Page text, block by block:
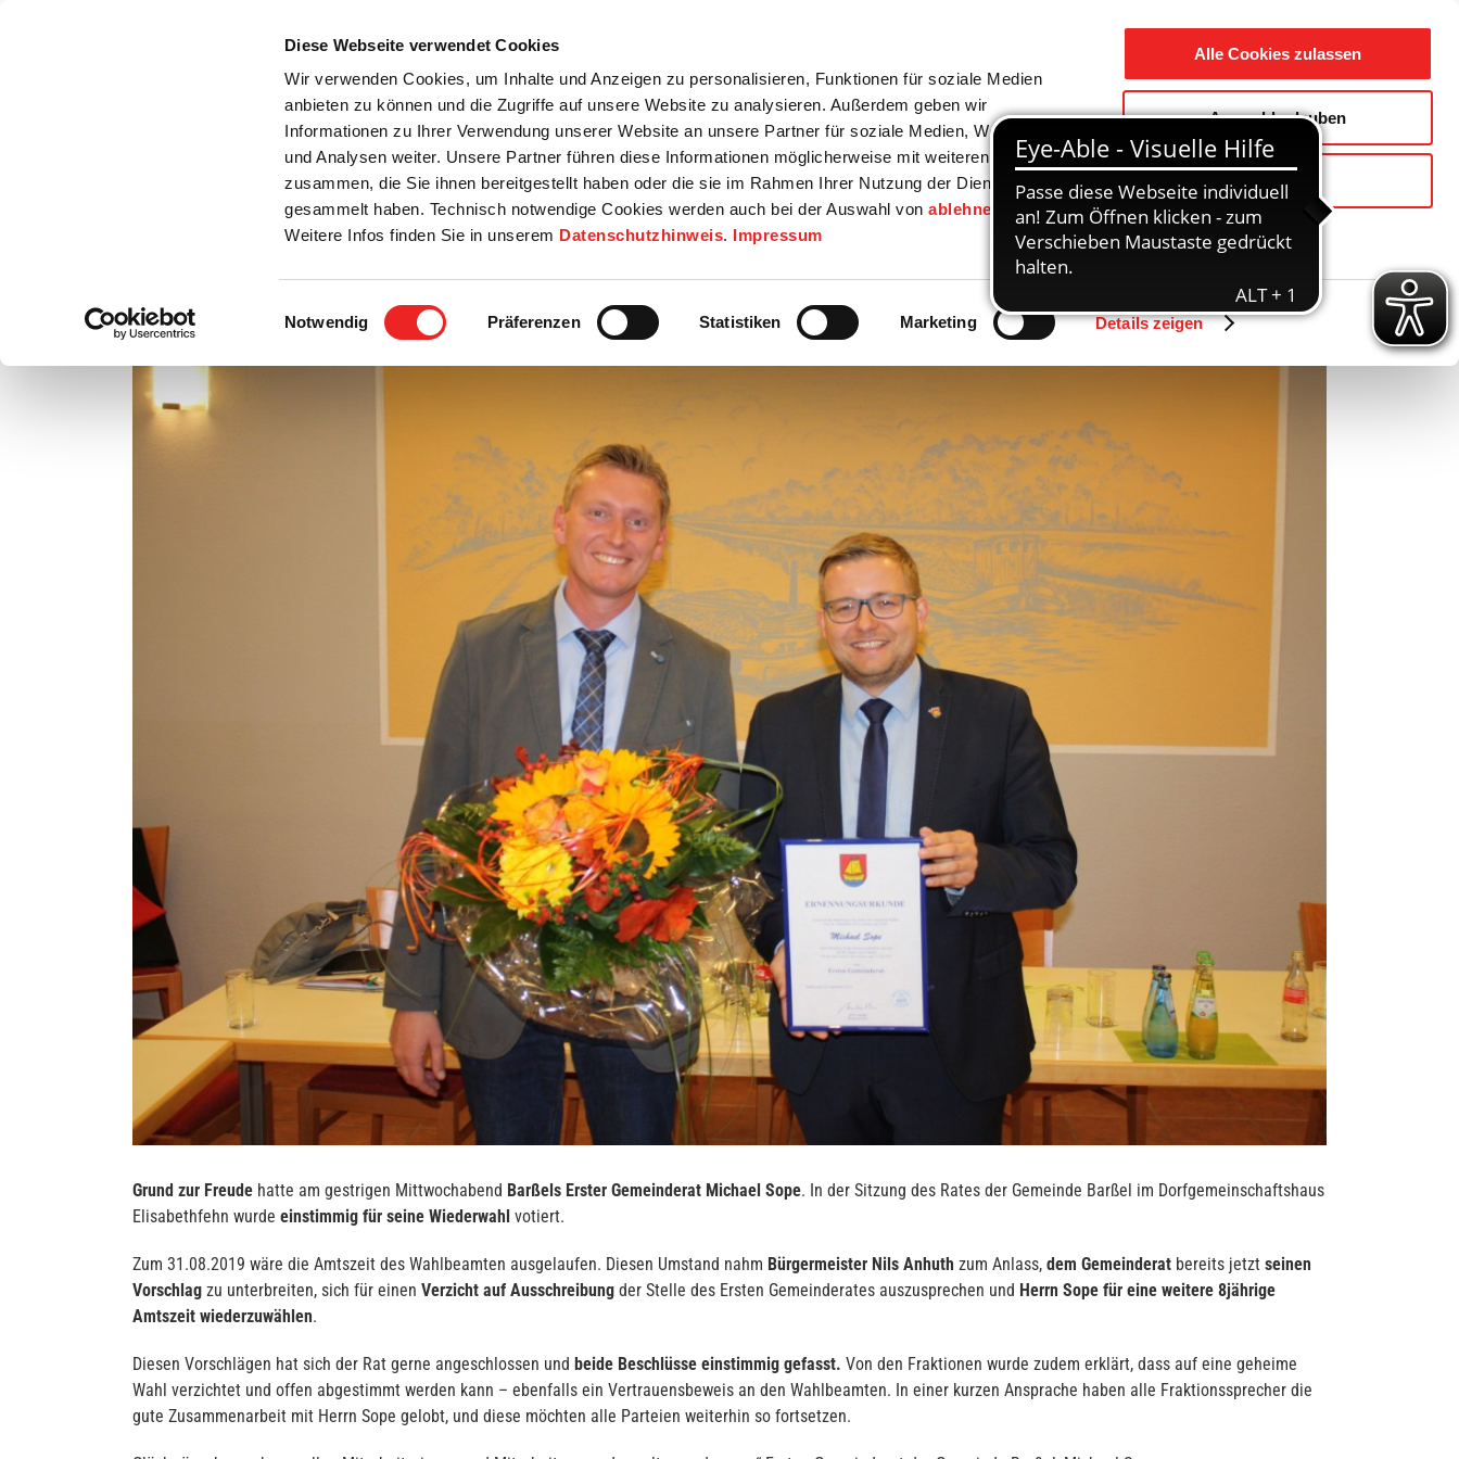
Diese Webseite verwendet Cookies
Wir verwenden Cookies, um Inhalte und Anzeigen zu personalisieren, Funktionen für soziale Medien
anbieten zu können und die Zugriffe auf unsere Website zu analysieren. Außerdem geben wir
Informationen zu Ihrer Verwendung unserer Website an unsere Partner für soziale Medien, Werbung
und Analysen weiter. Unsere Partner führen diese Informationen möglicherweise mit weiteren Daten
zusammen, die Sie ihnen bereitgestellt haben oder die sie im Rahmen Ihrer Nutzung der Dienste
gesammelt haben. Technisch notwendige Cookies werden auch bei der Auswahl vonablehnen
gesetzt.
Weitere Infos finden Sie in unserem Datenschutzhinweis. Impressum
Einwilligungsauswahl
Notwendig Präferenzen Statistiken Marketing Details zeigen
Alle Cookies zulassen
Auswahl erlauben
Ablehnen
Startseite
Bürgerservice Rats- / Bürgerinfo Wirtschaft / Wohnen Bildung / Soziales Touristik / Freizeit Gemeinde / Geschichte
Zurück
Gratulation!
Bild
Grund zur Freude hatte am gestrigen Mittwochabend Barßels Erster Gemeinderat Michael Sope. In der Sitzung des Rates der Gemeinde Barßel im Dorfgemeinschaftshaus
Elisabethfehn wurde einstimmig für seine Wiederwahl votiert.
Zum 31.08.2019 wäre die Amtszeit des Wahlbeamten ausgelaufen. Diesen Umstand nahm Bürgermeister Nils Anhuth zum Anlass, dem Gemeinderat bereits jetzt seinen
Vorschlag zu unterbreiten, sich für einen Verzicht auf Ausschreibung der Stelle des Ersten Gemeinderates auszusprechen und Herrn Sope für eine weitere 8jährige
Amtszeit wiederzuwählen.
Diesen Vorschlägen hat sich der Rat gerne angeschlossen und beide Beschlüsse einstimmig gefasst. Von den Fraktionen wurde zudem erklärt, dass auf eine geheime
Wahl verzichtet und offen abgestimmt werden kann – ebenfalls ein Vertrauensbeweis an den Wahlbeamten. In einer kurzen Ansprache haben alle Fraktionssprecher die
gute Zusammenarbeit mit Herrn Sope gelobt, und diese möchten alle Parteien weiterhin so fortsetzen.